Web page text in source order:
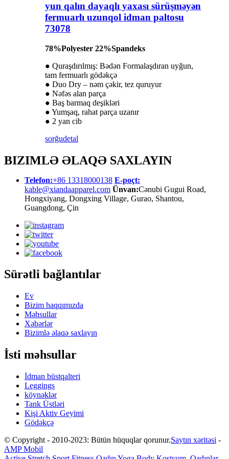
yun qalın dayaqlı yaxası sürüşməyən
fermuarlı uzunqol idman paltosu
73078
78%Polyester 22%Spandeks
● Quraşdırılmış: Bədən Formalaşdıran uyğun,
tam fermuarlı gödəkçə
● Duo Dry – nəm çəkir, tez quruyur
● Nəfəs alan parça
● Baş barmaq deşikləri
● Yumşaq, rahat parça uzanır
● 2 yan cib
sorğudetal
BIZIMLƏ ƏLAQƏ SAXLAYIN
Telefon:+86 13318000138 E-poçt:
kable@xiandaapparel.com Ünvan:Cənubi Gugui Road,
Hongxiyang, Dongxing Village, Gurao, Shantou,
Guangdong, Çin
Sürətli bağlantılar
Ev
Bizim haqqımızda
Məhsullar
Xəbərlər
Bizimlə əlaqə saxlayın
İsti məhsullar
İdman büstqalteri
Leggings
köynəklər
Tank Üstləri
Kişi Aktiv Geyimi
Gödəkçə
© Copyright - 2010-2023: Bütün hüquqlar qorunur.Saytın xəritəsi -
AMP Mobil